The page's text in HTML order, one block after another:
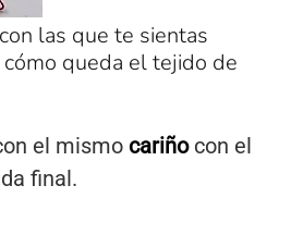
las que te sientas
queda el tejido de
el mismo cariñocon el
final.